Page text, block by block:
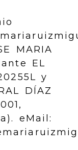
MARIA
EL
y
DÍAZ
,
). eMail: